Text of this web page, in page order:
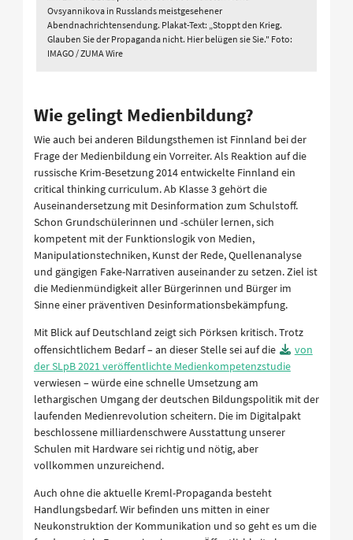
Ovsyannikova in Russlands meistgesehener
Abendnachrichtensendung. Plakat-Text: „Stoppt den Krieg.
Glauben Sie der Propaganda nicht. Hier belügen sie Sie." Foto:
IMAGO / ZUMA Wire
Wie gelingt Medienbildung?
Wie auch bei anderen Bildungsthemen ist Finnland bei der
Frage der Medienbildung ein Vorreiter. Als Reaktion auf die
russische Krim-Besetzung 2014 entwickelte Finnland ein
critical thinking curriculum. Ab Klasse 3 gehört die
Auseinandersetzung mit Desinformation zum Schulstoff.
Schon Grundschülerinnen und -schüler lernen, sich
kompetent mit der Funktionslogik von Medien,
Manipulationstechniken, Kunst der Rede, Quellenanalyse
und gängigen Fake-Narrativen auseinander zu setzen. Ziel ist
die Medienmündigkeit aller Bürgerinnen und Bürger im
Sinne einer präventiven Desinformationsbekämpfung.
Mit Blick auf Deutschland zeigt sich Pörksen kritisch. Trotz
offensichtlichem Bedarf – an dieser Stelle sei auf die
von
der SLpB 2021 veröffentlichte Medienkompetenzstudie
verwiesen – würde eine schnelle Umsetzung am
lethargischen Umgang der deutschen Bildungspolitik mit der
laufenden Medienrevolution scheitern. Die im Digitalpakt
beschlossene milliardenschwere Ausstattung unserer
Schulen mit Hardware sei richtig und nötig, aber
vollkommen unzureichend.
Auch ohne die aktuelle Kreml-Propaganda besteht
Handlungsbedarf. Wir befinden uns mitten in einer
Neukonstruktion der Kommunikation und so geht es um die